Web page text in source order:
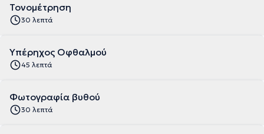
Τονομέτρηση
30 λεπτά
Υπέρηχος Οφθαλμού
45 λεπτά
Φωτογραφία βυθού
30 λεπτά